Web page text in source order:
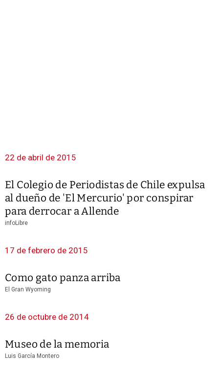
22 de abril de 2015
El Colegio de Periodistas de Chile expulsa
al dueño de 'El Mercurio' por conspirar
para derrocar a Allende
infoLibre
17 de febrero de 2015
Como gato panza arriba
El Gran Wyoming
26 de octubre de 2014
Museo de la memoria
Luis García Montero